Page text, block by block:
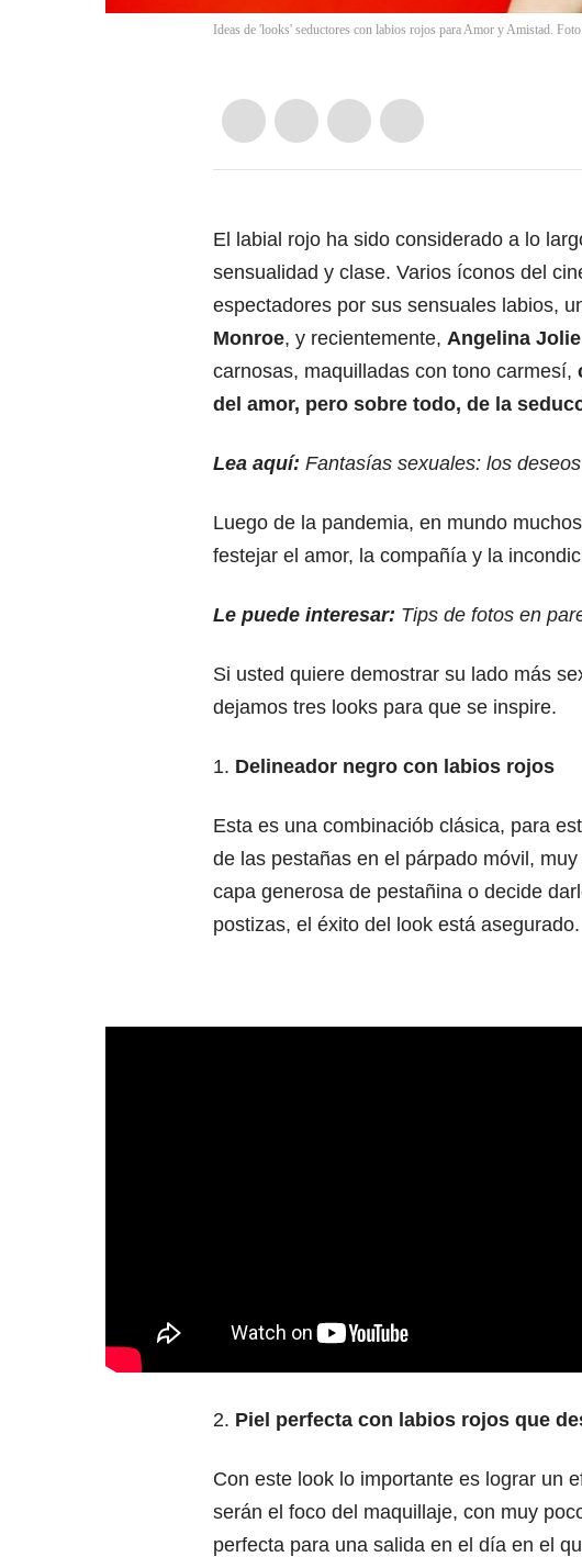
Ideas de 'looks' seductores con labios rojos para Amor y Amistad.
El labial rojo ha sido considerado a lo
sensualidad y clase. Varios íconos del
espectadores por sus sensuales labios,
Monroe, y recientemente, Angelina
carnosas, maquilladas con tono carmesí,
del amor, pero sobre todo, de la
Lea aquí: Fantasías sexuales: los
Luego de la pandemia, en mundo
festejar el amor, la compañía y la
Le puede interesar: Tips de fotos en
Si usted quiere demostrar su lado más
dejamos tres looks para que se inspire.
1. Delineador negro con labios rojos
Esta es una combinaciób clásica, para
de las pestañas en el párpado móvil,
capa generosa de pestañina o decide
postizas, el éxito del look está asegurado.
2. Piel perfecta con labios rojos que
Con este look lo importante es lograr un
serán el foco del maquillaje, con muy
perfecta para una salida en el día en el